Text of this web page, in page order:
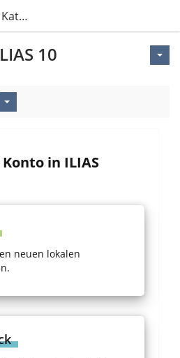
lokal verwalten
10
ILIAS hinzufügen
in ILIAS
neuen lokalen